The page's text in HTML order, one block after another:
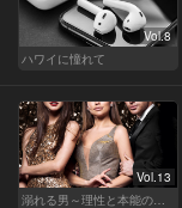
Vol.8
ハワイに憧れて
Vol.13